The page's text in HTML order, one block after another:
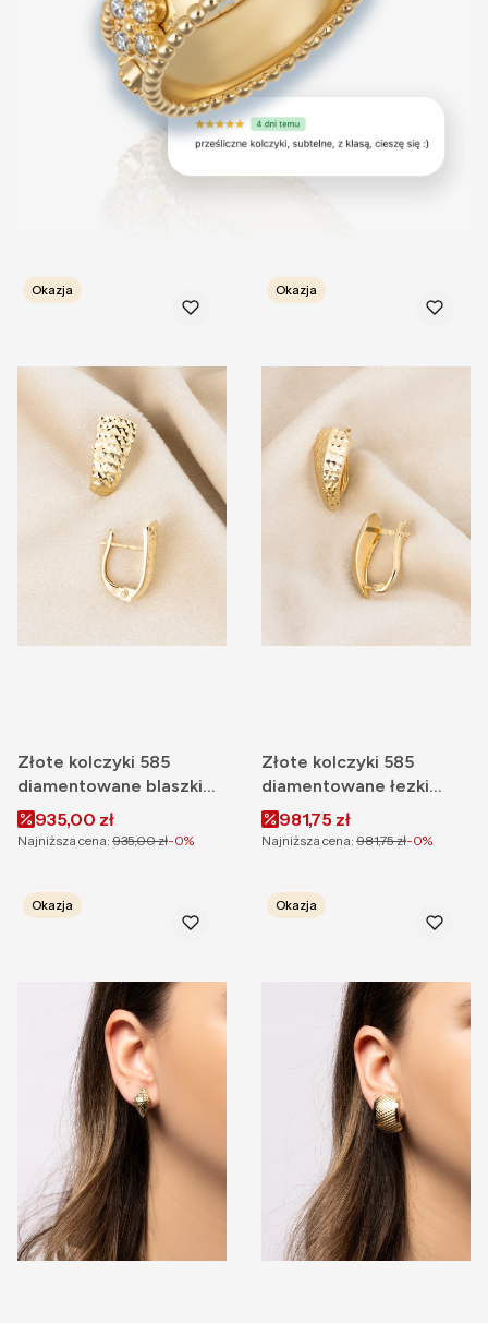
Okazja
Złote kolczyki 585
diamentowane blaszki
zapięcie angielskie
Cena promocyjna
935,00 zł
Najniższa cena: 935,00 zł-0%
Okazja
Złote kolczyki 585
diamentowane łezki
zapięcie angielskie
Cena promocyjna
981,75 zł
Najniższa cena: 981,75 zł-0%
Okazja Okazja